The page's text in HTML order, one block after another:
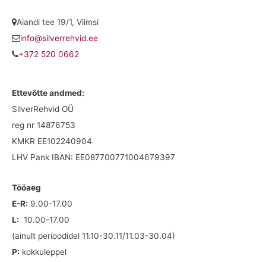
Aiandi tee 19/1, Viimsi
info@silverrehvid.ee
+372 520 0662
Ettevõtte andmed:
SilverRehvid OÜ
reg nr 14876753
KMKR EE102240904
LHV Pank IBAN: EE087700771004679397
Tööaeg
E-R: 9.00-17.00
L: 10.00-17.00
(ainult perioodidel 11.10-30.11/11.03-30.04)
P: kokkuleppel